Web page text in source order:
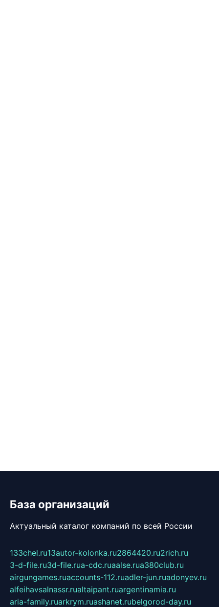
База организаций
Актуальный каталог компаний по всей России
133chel.ru13autor-kolonka.ru2864420.ru2rich.ru
3-d-file.ru3d-file.rua-cdc.ruaalse.rua380club.ru
airgungames.ruaccounts-112.ruadler-jun.ruadonyev.ru
alfeihavsalnassr.rualtaipant.ruargentinamia.ru
aria-family.ruarkrym.ruashanet.rubelgorod-day.ru